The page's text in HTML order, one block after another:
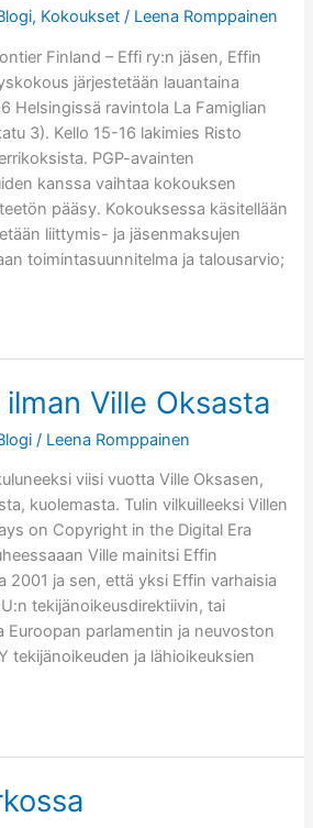
, Kokoukset / Leena Romppainen
Finland – Effi ry:n jäsen, Effin
järjestetään lauantaina
Helsingissä ravintola La Famiglian
3). Kello 15-16 lakimies Risto
PGP-avainten
kanssa vaihtaa kokouksen
pääsy. Kokouksessa käsitellään
liittymis- ja jäsenmaksujen
toimintasuunnitelma ja talousarvio;
Ville Oksasta
/ Leena Romppainen
viisi vuotta Ville Oksasen,
kuolemasta. Tulin vilkuilleeksi Villen
on Copyright in the Digital Era
Ville mainitsi Effin
2001 ja sen, että yksi Effin varhaisia
tekijänoikeusdirektiivin, tai
Euroopan parlamentin ja neuvoston
tekijänoikeuden ja lähioikeuksien